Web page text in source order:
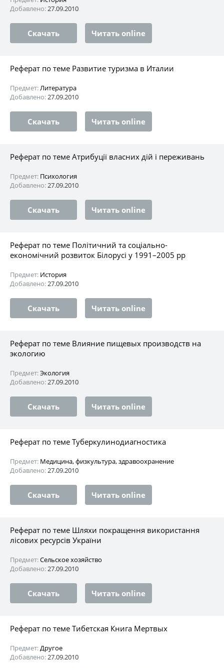
Добавлено:27.09.2010
Скачать Читать online
Реферат по теме Развитие туризма в Италии
Предмет:Литература
Добавлено:27.09.2010
Скачать Читать online
Реферат по теме Атрибуції власних дій і переживань
Предмет: Психология
Добавлено:27.09.2010
Скачать Читать online
Реферат по теме Політичний та соціально-
економічний розвиток Білорусі у 1991–2005 рр
Предмет: История
Добавлено:27.09.2010
Скачать Читать online
Реферат по теме Влияние пищевых производств на
экологию
Предмет:Экология
Добавлено:27.09.2010
Скачать Читать online
Реферат по теме Туберкулинодиагностика
Предмет: Медицина, физкультура, здравоохранение
Добавлено:27.09.2010
Скачать Читать online
Реферат по теме Шляхи покращення використання
лісових ресурсів України
Предмет:Сельское хозяйство
Добавлено:27.09.2010
Скачать Читать online
Реферат по теме Тибетская Книга Мертвых
Предмет:Другое
Добавлено:27.09.2010